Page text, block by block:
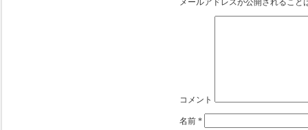
メールアドレスが公開されること
コメント
名前 *